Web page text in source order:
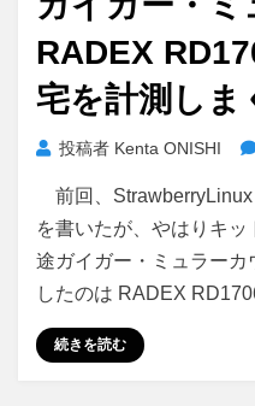
日:
RADEX
宅を計測しま
投稿者 Kenta ONISHI
前回、StrawberryLinux
を書いたが、やはりキッ
途ガイガー・ミュラーカ
したのは RADEX
続きを読む